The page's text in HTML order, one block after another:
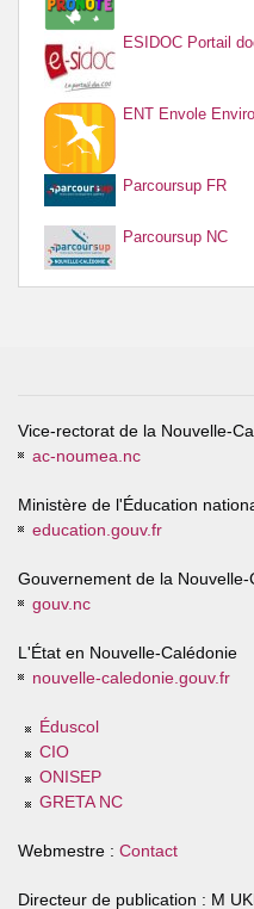
ESIDOC Portail
ENT Envole
Parcoursup FR
Parcoursup NC
Vice-rectorat de la Nouvelle-
ac-noumea.nc
Ministère de l'Éducation
education.gouv.fr
Gouvernement de la Nouvelle-
gouv.nc
L'État en Nouvelle-Calédonie
nouvelle-caledonie.gouv.fr
Éduscol
CIO
ONISEP
GRETA NC
Webmestre : Contact
Directeur de publication : M